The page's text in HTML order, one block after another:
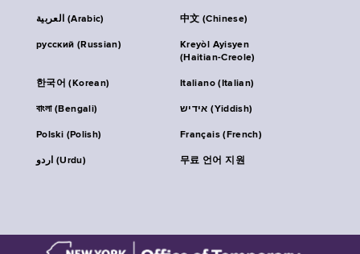
العربية (Arabic) 中文 (Chinese)
русский (Russian)
Kreyòl Ayisyen
(Haitian-Creole)
한국어 (Korean) Italiano (Italian)
বাংলা (Bengali) אידיש (Yiddish)
Polski (Polish) Français (French)
اردو (Urdu) 무료 언어 지원